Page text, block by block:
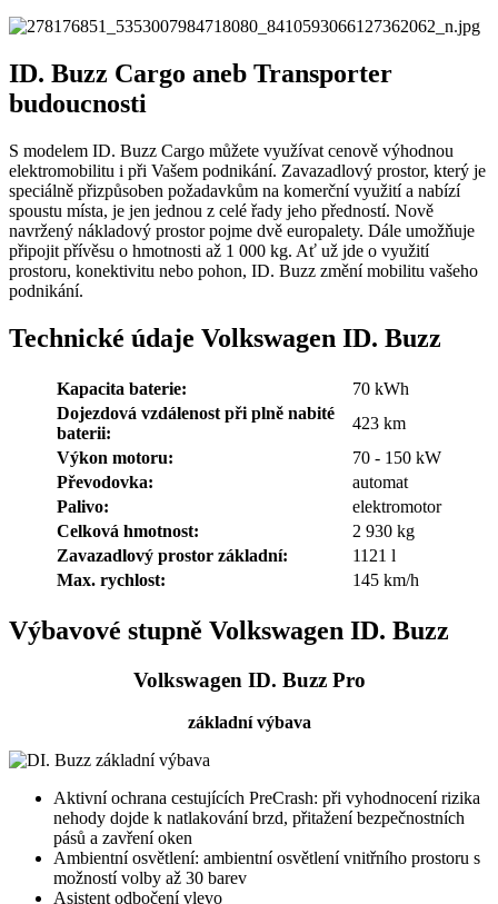
ID. Buzz Cargo aneb Transporter
budoucnosti
S modelem ID. Buzz Cargo můžete využívat cenově výhodnou
elektromobilitu i při Vašem podnikání. Zavazadlový prostor, který je
speciálně přizpůsoben požadavkům na komerční využití a nabízí
spoustu místa, je jen jednou z celé řady jeho předností. Nově
navržený nákladový prostor pojme dvě europalety. Dále umožňuje
připojit přívěsu o hmotnosti až 1 000 kg. Ať už jde o využití
prostoru, konektivitu nebo pohon, ID. Buzz změní mobilitu vašeho
podnikání.
Technické údaje Volkswagen ID. Buzz
Kapacita baterie:
70 kWh
Dojezdová vzdálenost při plně nabité
baterii:
423 km
Výkon motoru:
70 - 150 kW
Převodovka:
automat
Palivo:
elektromotor
Celková hmotnost:
2 930 kg
Zavazadlový prostor základní:
1121 l
Max. rychlost:
145 km/h
Výbavové stupně Volkswagen ID. Buzz
Volkswagen ID. Buzz Pro
základní výbava
Aktivní ochrana cestujících PreCrash: při vyhodnocení rizika
nehody dojde k natlakování brzd, přitažení bezpečnostních
pásů a zavření oken
Ambientní osvětlení: ambientní osvětlení vnitřního prostoru s
možností volby až 30 barev
Asistent odbočení vlevo